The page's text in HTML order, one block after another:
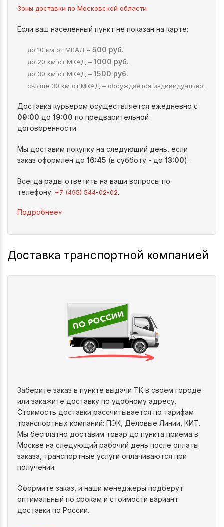
Зоны доставки по Московской области
Если ваш населенный пункт не показан на карте:
до 10 км от МКАД – 500 руб.
до 20 км от МКАД – 1000 руб.
до 30 км от МКАД – 1500 руб.
свыше 30 км от МКАД – обсуждается индивидуально.
Доставка курьером осуществляется ежедневно с
09:00 до 19:00 по предварительной
договоренности.
Мы доставим покупку на следующий день, если
заказ оформлен до 16:45 (в субботу - до 13:00).
Всегда рады ответить на ваши вопросы по
телефону: +7 (495) 544-02-02.
Подробнее^
Доставка транспортной компанией
Заберите заказ в пункте выдачи ТК в своем городе
или закажите доставку по удобному адресу.
Стоимость доставки рассчитывается по тарифам
транспортных компаний: ПЭК, Деловые Линии, КИТ.
Мы бесплатно доставим товар до пункта приема в
Москве на следующий рабочий день после оплаты
заказа, транспортные услуги оплачиваются при
получении.
Оформите заказ, и наши менеджеры подберут
оптимальный по срокам и стоимости вариант
доставки по России.